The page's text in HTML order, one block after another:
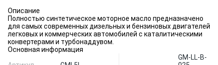
Описание
Полностью синтетическое моторное масло предназначено
для самых современных дизельных и бензиновых двигателей
легковых и коммерческих автомобилей с каталитическими
конвертерами и турбонаддувом.
Основная информация
GM-LL-B-